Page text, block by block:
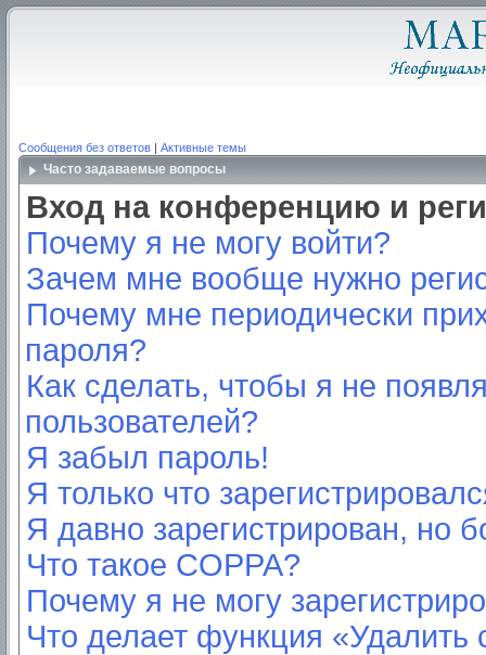
Сообщения без ответов | Активные темы
Часто задаваемые вопросы
Вход на конференцию и
Почему я не могу войти?
Зачем мне вообще нужно
Почему мне периодически
пароля?
Как сделать, чтобы я не
пользователей?
Я забыл пароль!
Я только что
Я давно зарегистрирован, но
Что такое COPPA?
Почему я не могу
Что делает функция